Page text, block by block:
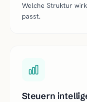
Welche Struktur
passt.
Steuern